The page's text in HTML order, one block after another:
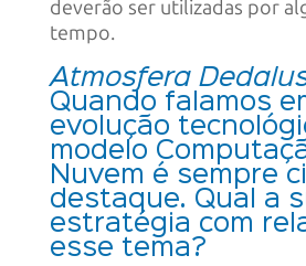
deverão ser utilizadas por
tempo.
Atmosfera
Quando falamos
evolução
modelo
Nuvem é sempre
destaque. Qual a
estratégia com
esse tema?